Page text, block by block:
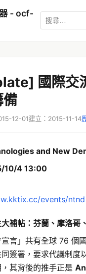
- ocf-
國際交
備
12-01建立：2015-11-14
and New
10/4 13:00
events/ntnd
補帖：芬蘭、摩洛哥
宣言」共有全球 76 個
簽署，要求代議制度
其背後的推手正是